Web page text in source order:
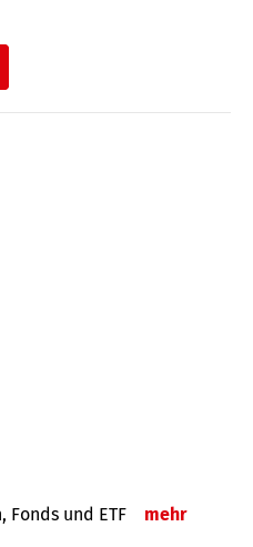
und ETF mehr